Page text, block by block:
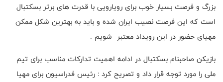
بزرگ و فرصت بسیار خوب برای رویارویی با قدرت های برتر بسکتبال
است که این فرصت نصیب ایران شده و باید به بهترین شکل ممکن
مهیای حضور در این رویداد معتبر شویم .
بازیکن صاحبنام بسکتبال در ادامه اهمیت تدارکات مناسب برای تیم
ملی را مورد توجه قرار داد و‌ تصریح کرد : رئیس فدراسیون برای مهیا